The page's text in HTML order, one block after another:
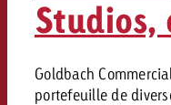
Studios,
Goldbach
portefeuille de